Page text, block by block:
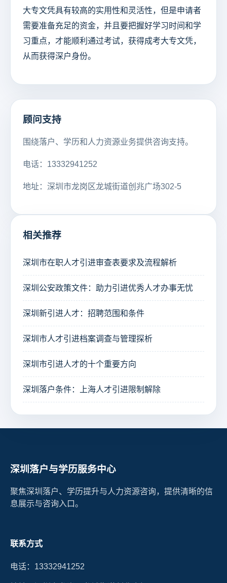
大专文凭具有较高的实用性和灵活性，但是申请者
需要准备充足的资金，并且要把握好学习时间和学
习重点，才能顺利通过考试，获得成考大专文凭，
从而获得深户身份。
顾问支持
围绕落户、学历和人力资源业务提供咨询支持。
电话：13332941252
地址：深圳市龙岗区龙城街道创兆广场302-5
相关推荐
深圳市在职人才引进审查表要求及流程解析
深圳公安政策文件：助力引进优秀人才办事无忧
深圳新引进人才：招聘范围和条件
深圳市人才引进档案调查与管理探析
深圳市引进人才的十个重要方向
深圳落户条件：上海人才引进限制解除
深圳落户与学历服务中心
聚焦深圳落户、学历提升与人力资源咨询，提供清晰的信
息展示与咨询入口。
联系方式
电话：13332941252